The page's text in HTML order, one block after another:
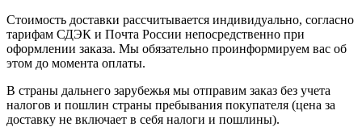
Стоимость доставки рассчитывается индивидуально, согласно
тарифам СДЭК и Почта России непосредственно при
оформлении заказа. Мы обязательно проинформируем вас об
этом до момента оплаты.
В страны дальнего зарубежья мы отправим заказ без учета
налогов и пошлин страны пребывания покупателя (цена за
доставку не включает в себя налоги и пошлины).